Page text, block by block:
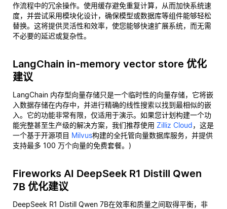
作流程中的冗余操作。使用缓存避免重复计算，从而加快系统速
度，并尝试采用模块化设计，确保模型或数据库等组件能够轻松
替换。这将提供灵活性和效率，使您能够快速扩展系统，而无需
不必要的延迟或复杂性。
LangChain in-memory vector store 优化
建议
LangChain 内存型向量存储只是一个临时性的向量存储，它将嵌
入数据存储在内存中，并进行精确的线性搜索以找到最相似的嵌
入。它的功能非常有限，仅适用于演示。如果您计划构建一个功
能完整甚至生产级的解决方案，我们推荐使用 Zilliz Cloud，这是
一个基于开源项目 Milvus构建的全托管向量数据库服务，并提供
支持最多 100 万个向量的免费套餐。)
Fireworks AI DeepSeek R1 Distill Qwen
7B 优化建议
DeepSeek R1 Distill Qwen 7B在效率和质量之间取得平衡，非